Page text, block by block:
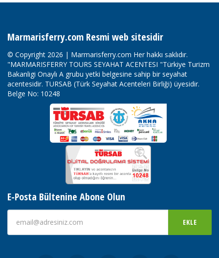
Marmarisferry.com Resmi web sitesidir
© Copyright 2026 | Marmarisferry.com Her hakkı saklıdır.
"MARMARISFERRY TOURS SEYAHAT ACENTESI "Türkiye Turizm
Bakanligi Onaylı A grubu yetki belgesine sahip bir seyahat
acentesidir. TURSAB (Türk Seyahat Acenteleri Birliği) üyesidir.
Belge No: 10248
E-Posta Bültenine Abone Olun
EKLE